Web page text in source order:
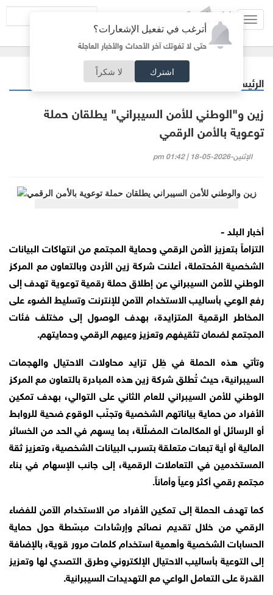
أترغب في تفعيل الإشعارات؟
حتى لا تفوتك آخر الأحداث والأخبار العاجلة
اشترك لا شكراً
الرئيسية خبر وصورة
زين و"الوطني للأمن السيبراني" يطلقان حملة
توعوية بالأمن الرقمي
الإثنين-2026-05-18 | 01:42 pm
أخبار البلد -
التزاماً بتعزيز الأمن الرقمي وحماية المجتمع من انتهاكات البيانات
الشخصية المُحتملة، أعلنت شركة زين الأردن وبالتعاون مع المركز
الوطني للأمن السيبراني عن إطلاق حملة رقمية توعوية تهدف إلى
رفع الوعي بأساليب الاستخدام الآمن للإنترنت وتسليط الضوء على
المخاطر الرقمية المتزايدة، بهدف الوصول إلى مختلف فئات
المجتمع لضمان تثقيفهم وتعزيز وعيهم الرقمي وحمايتهم.
وتأتي هذه الحملة في ظِل تزايد محاولات الاحتيال والهجمات
السيبرانية، حيث تُطلق شركة زين هذه المبادرة بالتعاون مع المركز
الوطني للأمن السيبراني للعام الثاني على التوالي، بهدف تمكين
الأفراد من حماية بياناتهم الشخصية وتجنّب الوقوع ضحية للروابط
أو الرسائل أو المكالمات المضلّلة، بما يسهم في الحد من الخسائر
المالية أو أية تبعات متعلقة بتسرب البيانات الشخصية، وتعزيز ثقة
المستخدمين في التعاملات الرقمية، إلى جانب الإسهام في بناء
مجتمع رقمي أكثر وعياً وأماناً.
كما تهدف الحملة إلى تمكين الأفراد من الاستخدام الآمن للفضاء
الرقمي من خلال تقديم نصائح وإرشادات مبسّطة حول حماية
الحسابات الشخصية وأهمية استخدام كلمات مرور قوية، بالإضافة
إلى التوعية بأساليب الاحتيال الإلكتروني وطرق التصدي لها وتعزيز
القدرة على التعامل الواعي مع التهديدات السيبرانية.